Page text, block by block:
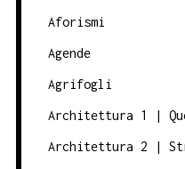
Aforismi
Agende
Agrifogli
Architettura 1 |
Architettura 2 |